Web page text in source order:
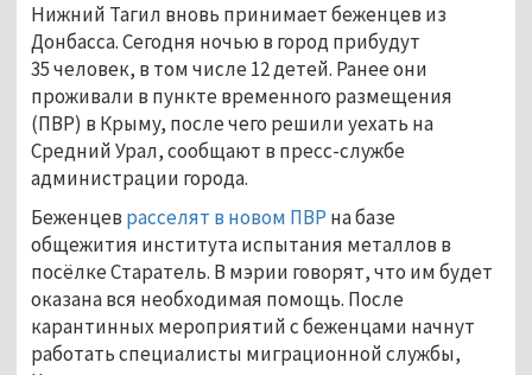
Нижний Тагил вновь принимает беженцев из
Донбасса. Сегодня ночью в город прибудут
35 человек, в том числе 12 детей. Ранее они
проживали в пункте временного размещения
(ПВР) в Крыму, после чего решили уехать на
Средний Урал, сообщают в пресс-службе
администрации города.
Беженцев расселят в новом ПВР на базе
общежития института испытания металлов в
посёлке Старатель. В мэрии говорят, что им будет
оказана вся необходимая помощь. После
карантинных мероприятий с беженцами начнут
работать специалисты миграционной службы,